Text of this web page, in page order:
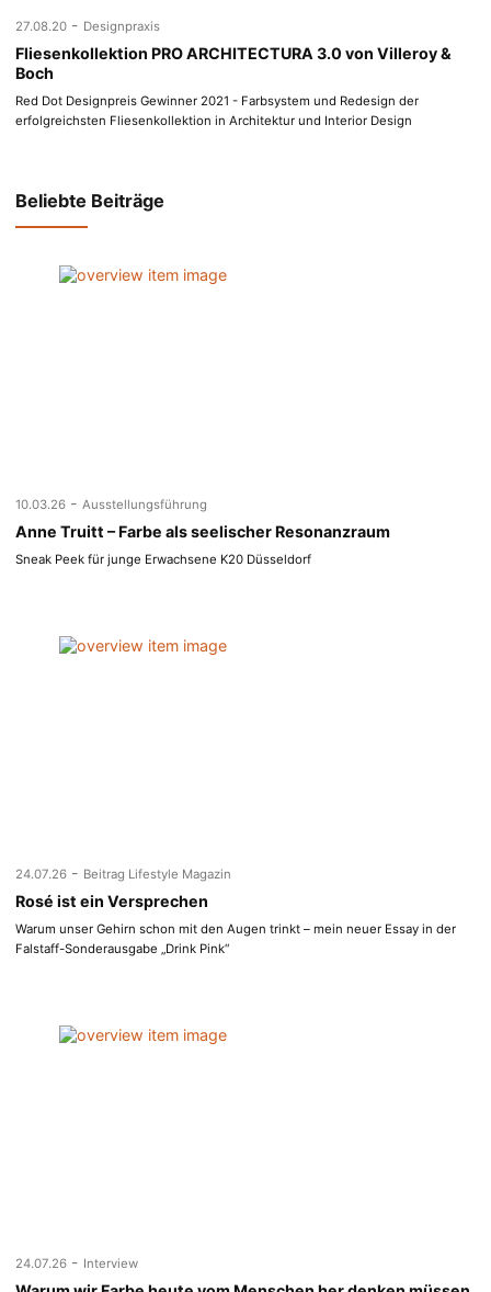
27.08.20 - Designpraxis
Fliesenkollektion PRO ARCHITECTURA 3.0 von Villeroy &
Boch
Red Dot Designpreis Gewinner 2021 - Farbsystem und Redesign der
erfolgreichsten Fliesenkollektion in Architektur und Interior Design
Beliebte Beiträge
10.03.26 - Ausstellungsführung
Anne Truitt – Farbe als seelischer Resonanzraum
Sneak Peek für junge Erwachsene K20 Düsseldorf
24.07.26 - Beitrag Lifestyle Magazin
Rosé ist ein Versprechen
Warum unser Gehirn schon mit den Augen trinkt – mein neuer Essay in der
Falstaff-Sonderausgabe „Drink Pink“
24.07.26 - Interview